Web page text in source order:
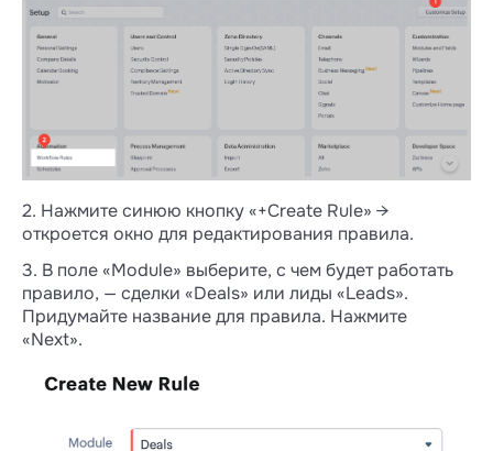
2. Нажмите синюю кнопку «+Create Rule» →
откроется окно для редактирования правила.
3. В поле «Module» выберите, с чем будет работать
правило, — сделки «Deals» или лиды «Leads».
Придумайте название для правила. Нажмите
«Next».